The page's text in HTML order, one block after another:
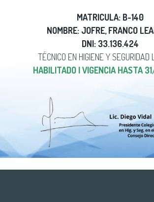
MATRICULA: B-140
NOMBRE: JOFRE, FRANCO
DNI: 33.136.424
TÉCNICO EN HIGIENE Y SEGURIDAD
HABILITADO | VIGENCIA HASTA